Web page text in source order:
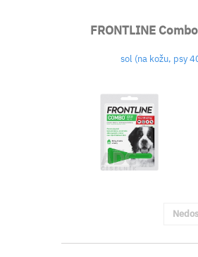
FRONTLINE
sol (na kožu, psy